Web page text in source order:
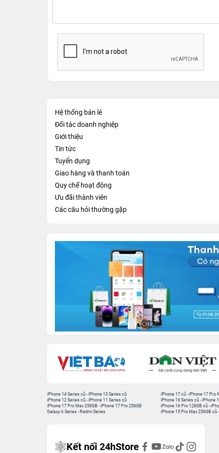
Hệ thống bán lẻ
Đối tác doanh nghiệp
Giới thiệu
Tin tức
Tuyển dụng
Giao hàng và thanh toán
Quy chế hoạt động
Ưu đãi thành viên
Các câu hỏi thường gặp
iPhone 14 Series cũ -iPhone 13 Series cũ
iPhone 12 Series cũ -iPhone 11 Series cũ
iPhone 17 Pro Max 256GB -iPhone 17 Pro 256GB
Galaxy A Series - Redmi Series
iPhone 17 cũ -iPhone 17 Pro
iPhone 16 Series cũ - iPhone
iPhone 16 Pro 128GB cũ -
iPhone 15 Pro Max 256GB cũ -
Kết nối 24hStore